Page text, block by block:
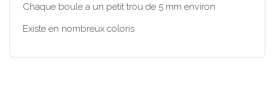
Chaque boule a un petit trou de 5 mm environ
Existe en nombreux coloris